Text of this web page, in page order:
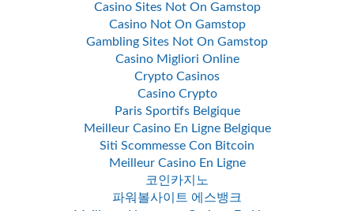
Casino Sites Not On Gamstop
Casino Not On Gamstop
Gambling Sites Not On Gamstop
Casino Migliori Online
Crypto Casinos
Casino Crypto
Paris Sportifs Belgique
Meilleur Casino En Ligne Belgique
Siti Scommesse Con Bitcoin
Meilleur Casino En Ligne
코인카지노
파워볼사이트 에스뱅크